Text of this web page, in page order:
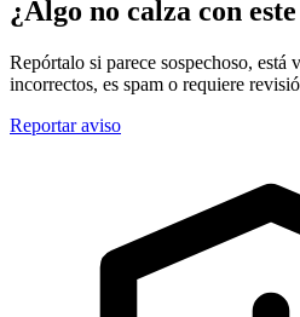
¿Algo no calza con
Repórtalo si parece sospechoso, está
incorrectos, es spam o requiere
Reportar aviso